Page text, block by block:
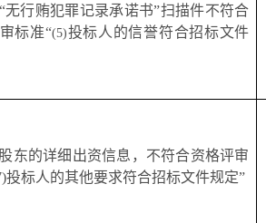
“无行贿犯罪记录承诺书”扫描件不符合
标准“(5)投标人的信誉符合招标文件
东的详细出资信息，不符合资格评审
投标人的其他要求符合招标文件规定”